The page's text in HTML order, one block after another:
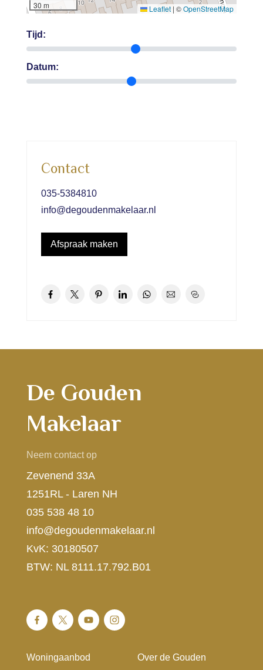
Contact
035-5384810
info@degoudenmakelaar.nl
Afspraak maken
30 m Leaflet | ©OpenStreetMap
Tijd:
Datum:
De Gouden
Makelaar
Neem contact op
Zevenend 33A
1251RL - Laren NH
035 538 48 10
info@degoudenmakelaar.nl
KvK: 30180507
BTW: NL 8111.17.792.B01
Woningaanbod
Over de Gouden